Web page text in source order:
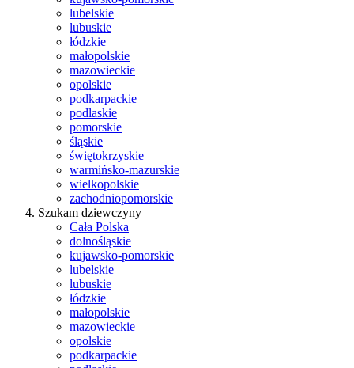
lubelskie
lubuskie
łódzkie
małopolskie
mazowieckie
opolskie
podkarpackie
podlaskie
pomorskie
śląskie
świętokrzyskie
warmińsko-mazurskie
wielkopolskie
zachodniopomorskie
Szukam dziewczyny
Cała Polska
dolnośląskie
kujawsko-pomorskie
lubelskie
lubuskie
łódzkie
małopolskie
mazowieckie
opolskie
podkarpackie